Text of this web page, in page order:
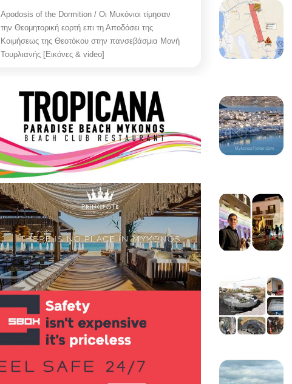
Apodosis of the Dormition / Οι Μυκόνιοι τίμησαν
την Θεομητορική εορτή επι τη Αποδόσει της
Κοιμήσεως της Θεοτόκου στην πανσεβάσμια Μονή
Τουρλιανής [Εικόνες & video]